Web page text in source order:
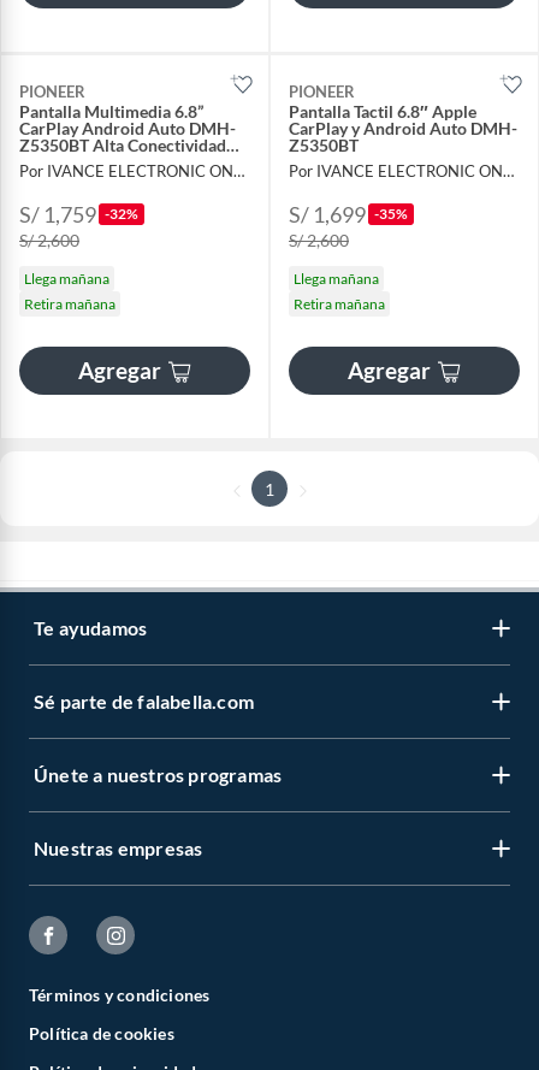
PIONEER
Pantalla Multimedia 6.8”
CarPlay Android Auto DMH-
Z5350BT Alta Conectividad
para Auto
Por IVANCE ELECTRONIC ONLINE
S/ 1,759 -32%
S/ 2,600
Llega mañana
Retira mañana
Agregar
PIONEER
Pantalla Tactil 6.8″ Apple
CarPlay y Android Auto DMH-
Z5350BT
Por IVANCE ELECTRONIC ONLINE
S/ 1,699 -35%
S/ 2,600
Llega mañana
Retira mañana
Agregar
1
Te ayudamos
Sé parte de falabella.com
Únete a nuestros programas
Nuestras empresas
Términos y condiciones
Política de cookies